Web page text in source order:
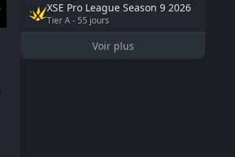
XSE Pro League Season 9 2026
TierA- 55 jours
Voir plus